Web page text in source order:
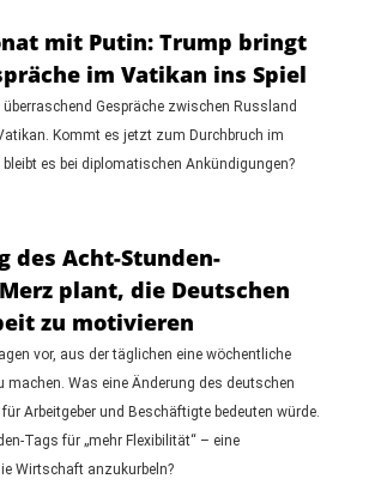
mit Putin: Trump bringt
im Vatikan ins Spiel
Gespräche zwischen Russland
Kommt es jetzt zum Durchbruch im
bleibt es bei diplomatischen Ankündigungen?
des Acht-Stunden-
plant, die Deutschen
zu motivieren
vor, aus der täglichen eine wöchentliche
machen. Was eine Änderung des deutschen
Arbeitgeber und Beschäftigte bedeuten würde.
Tags für „mehr Flexibilität“ – eine
Wirtschaft anzukurbeln?